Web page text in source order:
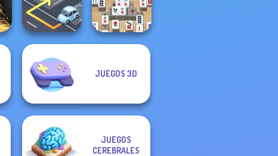
Sort Parking
Home -
JUEGOS 3D
JUEGOS
CEREBRALES